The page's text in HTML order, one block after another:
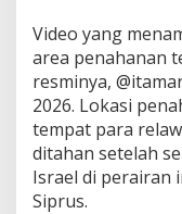
F
i
t
a
h
a
n
,
A
Video yang
area penahanan
resminya,
2026. Lokasi
tempat para
ditahan setelah
Israel di perairan
Siprus.